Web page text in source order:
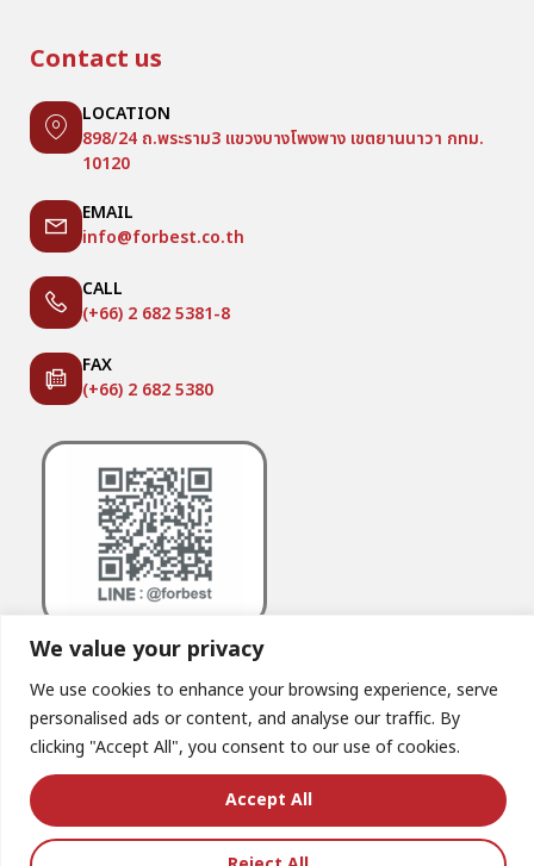
We value your privacy
We use cookies to enhance your browsing experience, serve
personalised ads or content, and analyse our traffic. By
clicking "Accept All", you consent to our use of cookies.
Accept All
Contact us
LOCATION
898/24 ถ.พระราม3 แขวงบางโพงพาง เขตยานนาวา กทม.
10120
EMAIL
info@forbest.co.th
CALL
(+66) 2 682 5381-8
FAX
(+66) 2 682 5380
© Copyright – 2025. All rights reserved.